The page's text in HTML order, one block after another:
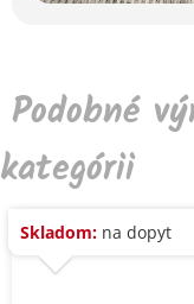
Podobné
kategórii
Skladom: na dopyt